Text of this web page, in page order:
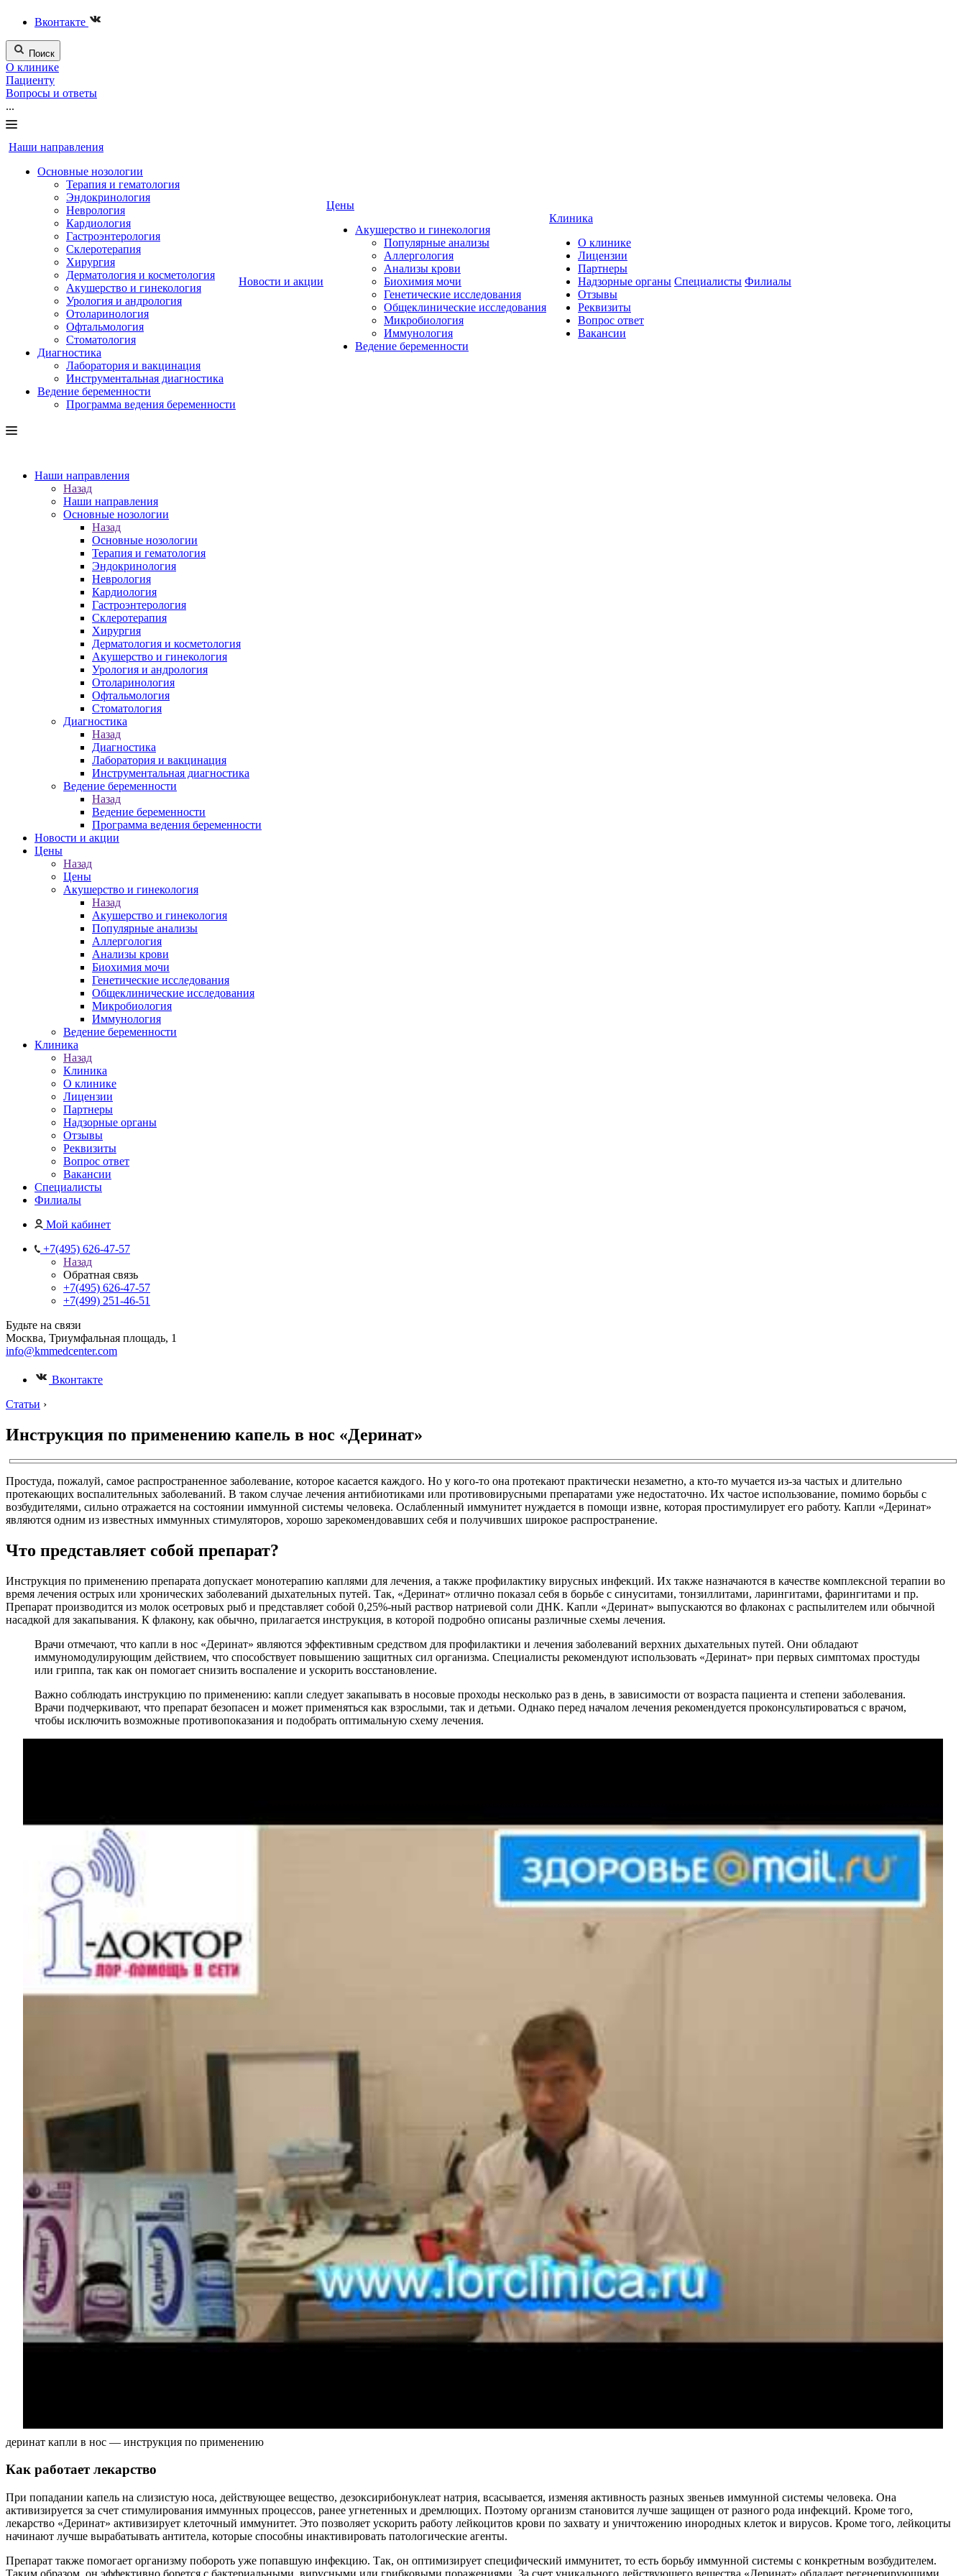
Вконтакте
Поиск
О клинике
Пациенту
Вопросы и ответы
...
Наши направления
Основные нозологии
Терапия и гематология
Эндокринология
Неврология
Кардиология
Гастроэнтерология
Склеротерапия
Хирургия
Дерматология и косметология
Акушерство и гинекология
Урология и андрология
Отоларинология
Офтальмология
Стоматология
Диагностика
Лаборатория и вакцинация
Инструментальная диагностика
Ведение беременности
Программа ведения беременности
Новости и акции
Цены
Акушерство и гинекология
Популярные анализы
Аллергология
Анализы крови
Биохимия мочи
Генетические исследования
Общеклинические исследования
Микробиология
Иммунология
Ведение беременности
Клиника
О клинике
Лицензии
Партнеры
Надзорные органы
Отзывы
Реквизиты
Вопрос ответ
Вакансии
Специалисты Филиалы
Наши направления
Назад
Наши направления
Основные нозологии
Назад
Основные нозологии
Терапия и гематология
Эндокринология
Неврология
Кардиология
Гастроэнтерология
Склеротерапия
Хирургия
Дерматология и косметология
Акушерство и гинекология
Урология и андрология
Отоларинология
Офтальмология
Стоматология
Диагностика
Назад
Диагностика
Лаборатория и вакцинация
Инструментальная диагностика
Ведение беременности
Назад
Ведение беременности
Программа ведения беременности
Новости и акции
Цены
Назад
Цены
Акушерство и гинекология
Назад
Акушерство и гинекология
Популярные анализы
Аллергология
Анализы крови
Биохимия мочи
Генетические исследования
Общеклинические исследования
Микробиология
Иммунология
Ведение беременности
Клиника
Назад
Клиника
О клинике
Лицензии
Партнеры
Надзорные органы
Отзывы
Реквизиты
Вопрос ответ
Вакансии
Специалисты
Филиалы
Мой кабинет
+7(495) 626-47-57
Назад
Обратная связь
+7(495) 626-47-57
+7(499) 251-46-51
Будьте на связи
Москва, Триумфальная площадь, 1
info@kmmedcenter.com
Вконтакте
Статьи ›
Инструкция по применению капель в нос «Деринат»
Простуда, пожалуй, самое распространенное заболевание, которое касается каждого. Но у кого-то она протекают практически незаметно, а кто-то мучается из-за частых и длительно
протекающих воспалительных заболеваний. В таком случае лечения антибиотиками или противовирусными препаратами уже недостаточно. Их частое использование, помимо борьбы с
возбудителями, сильно отражается на состоянии иммунной системы человека. Ослабленный иммунитет нуждается в помощи извне, которая простимулирует его работу. Капли «Деринат»
являются одним из известных иммунных стимуляторов, хорошо зарекомендовавших себя и получивших широкое распространение.
Что представляет собой препарат?
Инструкция по применению препарата допускает монотерапию каплями для лечения, а также профилактику вирусных инфекций. Их также назначаются в качестве комплексной терапии во
время лечения острых или хронических заболеваний дыхательных путей. Так, «Деринат» отлично показал себя в борьбе с синуситами, тонзиллитами, ларингитами, фарингитами и пр.
Препарат производится из молок осетровых рыб и представляет собой 0,25%-ный раствор натриевой соли ДНК. Капли «Деринат» выпускаются во флаконах с распылителем или обычной
насадкой для закапывания. К флакону, как обычно, прилагается инструкция, в которой подробно описаны различные схемы лечения.
Врачи отмечают, что капли в нос «Деринат» являются эффективным средством для профилактики и лечения заболеваний верхних дыхательных путей. Они обладают
иммуномодулирующим действием, что способствует повышению защитных сил организма. Специалисты рекомендуют использовать «Деринат» при первых симптомах простуды
или гриппа, так как он помогает снизить воспаление и ускорить восстановление.
Важно соблюдать инструкцию по применению: капли следует закапывать в носовые проходы несколько раз в день, в зависимости от возраста пациента и степени заболевания.
Врачи подчеркивают, что препарат безопасен и может применяться как взрослыми, так и детьми. Однако перед началом лечения рекомендуется проконсультироваться с врачом,
чтобы исключить возможные противопоказания и подобрать оптимальную схему лечения.
деринат капли в нос — инструкция по применению
Как работает лекарство
При попадании капель на слизистую носа, действующее вещество, дезоксирибонуклеат натрия, всасывается, изменяя активность разных звеньев иммунной системы человека. Она
активизируется за счет стимулирования иммунных процессов, ранее угнетенных и дремлющих. Поэтому организм становится лучше защищен от разного рода инфекций. Кроме того,
лекарство «Деринат» активизирует клеточный иммунитет. Это позволяет ускорить работу лейкоцитов крови по захвату и уничтожению инородных клеток и вирусов. Кроме того, лейкоциты
начинают лучше вырабатывать антитела, которые способны инактивировать патологические агенты.
Препарат также помогает организму побороть уже попавшую инфекцию. Так, он оптимизирует специфический иммунитет, то есть борьбу иммунной системы с конкретным возбудителем.
Таким образом, он эффективно борется с бактериальными, вирусными или грибковыми поражениями. За счет уникального действующего вещества «Деринат» обладает регенерирующими